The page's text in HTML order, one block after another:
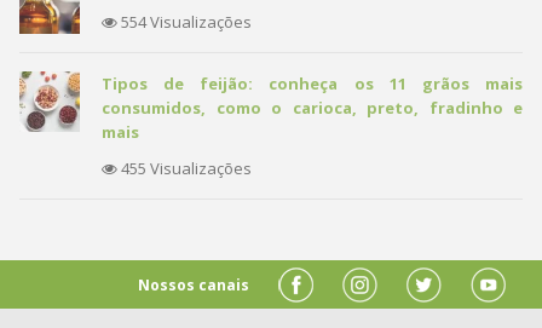
554 Visualizações
Tipos de feijão: conheça os 11 grãos mais
consumidos, como o carioca, preto, fradinho e
mais
455 Visualizações
Nossos canais